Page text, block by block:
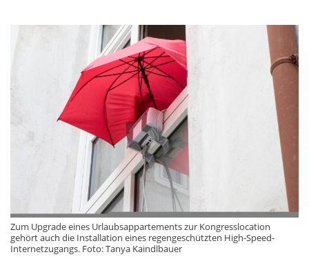
Zum Upgrade eines Urlaubsappartements zur Kongresslocation
gehört auch die Installation eines regengeschützten High-Speed-
Internetzugangs. Foto: Tanya Kaindlbauer